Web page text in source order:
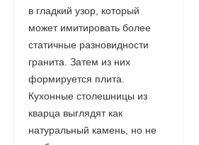
в гладкий узор, который
может имитировать более
статичные разновидности
гранита. Затем из них
формируется плита.
Кухонные столешницы из
кварца выглядят как
натуральный камень, но не